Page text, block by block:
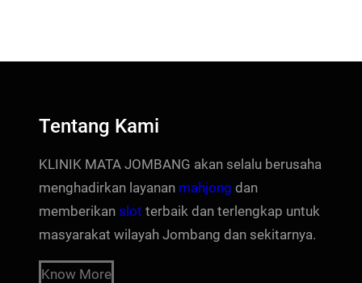
Tentang Kami
KLINIK MATA JOMBANG akan selalu berusaha
menghadirkan layanan mahjong dan
memberikan slot terbaik dan terlengkap untuk
masyarakat wilayah Jombang dan sekitarnya.
Know More